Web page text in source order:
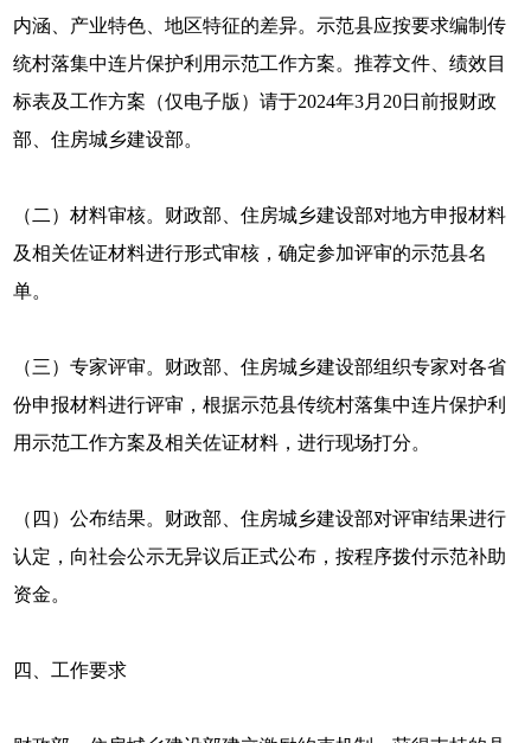
内涵、产业特色、地区特征的差异。示范县应按要求编制传
统村落集中连片保护利用示范工作方案。推荐文件、绩效目
标表及工作方案（仅电子版）请于2024年3月20日前报财政
部、住房城乡建设部。
（二）材料审核。财政部、住房城乡建设部对地方申报材料
及相关佐证材料进行形式审核，确定参加评审的示范县名
单。
（三）专家评审。财政部、住房城乡建设部组织专家对各省
份申报材料进行评审，根据示范县传统村落集中连片保护利
用示范工作方案及相关佐证材料，进行现场打分。
（四）公布结果。财政部、住房城乡建设部对评审结果进行
认定，向社会公示无异议后正式公布，按程序拨付示范补助
资金。
四、工作要求